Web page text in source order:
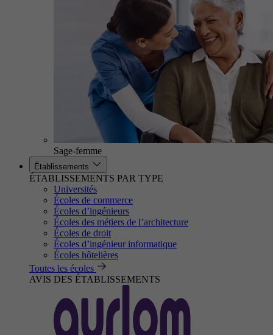
Sage-femme
Établissements
ÉTABLISSEMENTS PAR TYPE
Universités
Écoles de commerce
Écoles d’ingénieurs
Écoles des métiers de l’architecture
Écoles de droit
Écoles d’ingénieur informatique
Écoles hôtelières
Toutes les écoles
AVIS DES ÉTABLISSEMENTS